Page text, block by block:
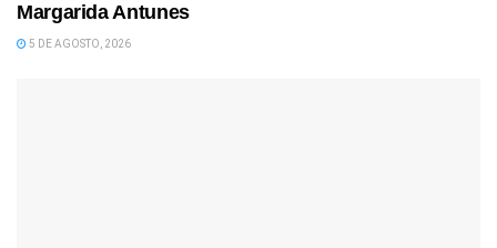
Margarida Antunes
5 DE AGOSTO, 2026